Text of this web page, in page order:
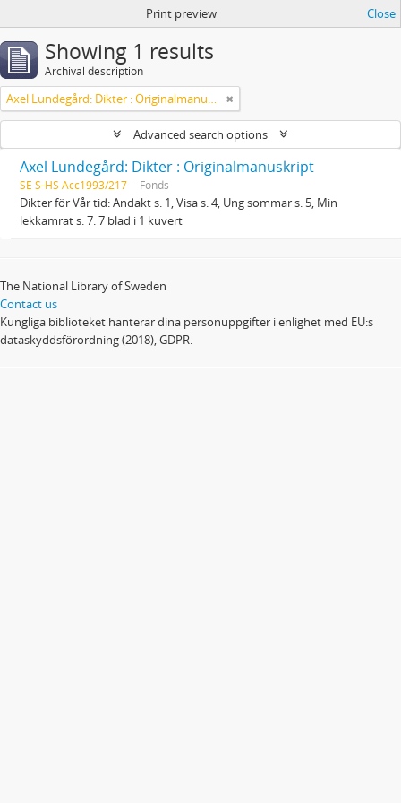
Print preview Close
Showing 1 results
Archival description
Axel Lundegård: Dikter : Originalmanuskript
Advanced search options
Axel Lundegård: Dikter : Originalmanuskript
SE S-HS Acc1993/217 Fonds
Dikter för Vår tid: Andakt s. 1, Visa s. 4, Ung sommar s. 5, Min
lekkamrat s. 7. 7 blad i 1 kuvert
The National Library of Sweden
Contact us
Kungliga biblioteket hanterar dina personuppgifter i enlighet med EU:s
dataskyddsförordning (2018), GDPR.